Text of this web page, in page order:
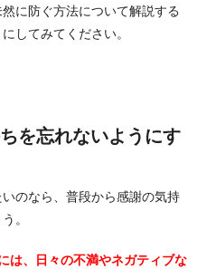
に防ぐ方法について解説する
してみてください。
を忘れないようにす
のなら、普段から感謝の気持
。
は、日々の不満やネガティブな